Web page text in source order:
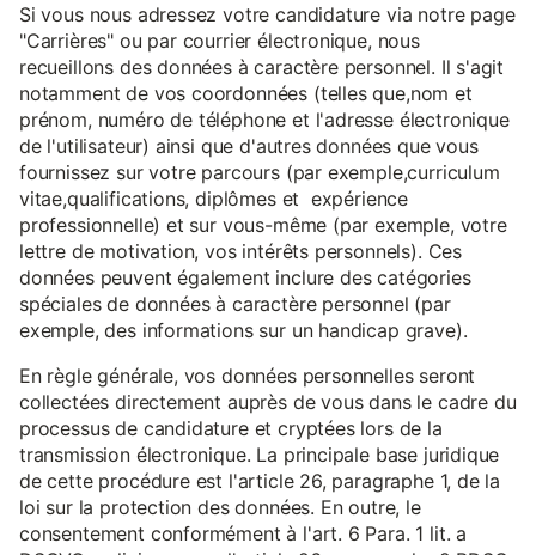
Si vous nous adressez votre candidature via notre page
"Carrières" ou par courrier électronique, nous
recueillons des données à caractère personnel. Il s'agit
notamment de vos coordonnées (telles que,nom et
prénom, numéro de téléphone et l'adresse électronique
de l'utilisateur) ainsi que d'autres données que vous
fournissez sur votre parcours (par exemple,curriculum
vitae,qualifications, diplômes et expérience
professionnelle) et sur vous-même (par exemple, votre
lettre de motivation, vos intérêts personnels). Ces
données peuvent également inclure des catégories
spéciales de données à caractère personnel (par
exemple, des informations sur un handicap grave).
En règle générale, vos données personnelles seront
collectées directement auprès de vous dans le cadre du
processus de candidature et cryptées lors de la
transmission électronique. La principale base juridique
de cette procédure est l'article 26, paragraphe 1, de la
loi sur la protection des données. En outre, le
consentement conformément à l'art. 6 Para. 1 lit. a